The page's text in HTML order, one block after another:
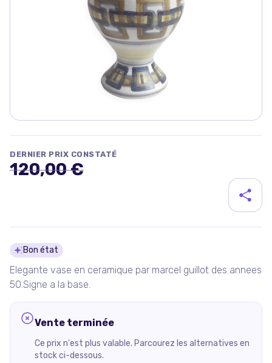
DERNIER PRIX CONSTATÉ
120,00 €
Détails du produit
Bon état
Elegante vase en ceramique par marcel guillot des annees
50.Signe a la base.
Vente terminée
Ce prix n'est plus valable. Parcourez les alternatives en
stock ci-dessous.